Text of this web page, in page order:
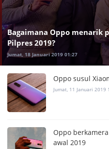
Bagaimana Oppo menarik
Pilpres 2019?
Jumat, 18 Januari 2019 01:27
Oppo susul
Jumat, 11 Januari 2019
Oppo
awal 2019